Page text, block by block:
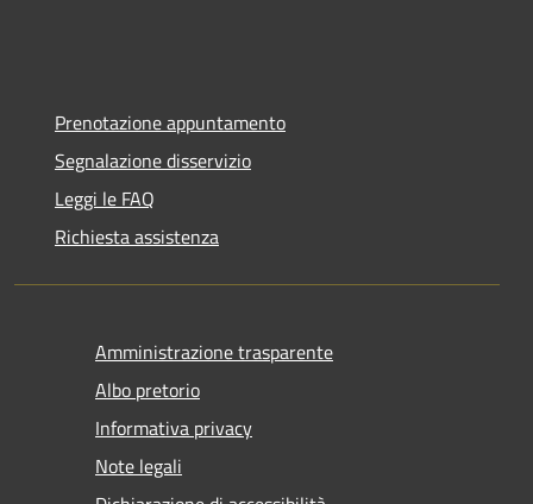
Prenotazione appuntamento
Segnalazione disservizio
Leggi le FAQ
Richiesta assistenza
Amministrazione trasparente
Albo pretorio
Informativa privacy
Note legali